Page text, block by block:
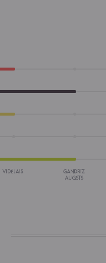
VIDĒJAIS
GANDRĪZ
AUGSTS